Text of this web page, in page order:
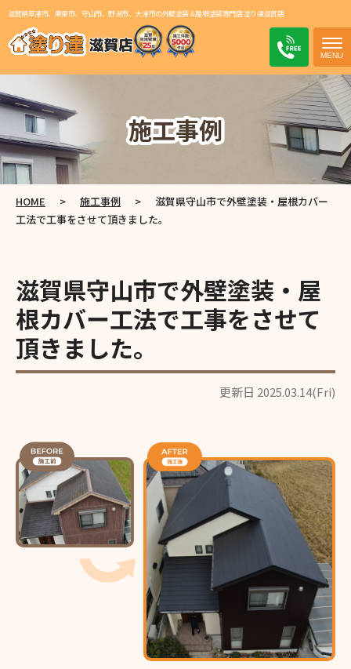
滋賀県草津市、栗東市、守山市、野洲市、大津市の外壁塗装＆屋根塗装専門店 塗り達滋賀店
電話
施工事例
HOME > 施工事例 >
滋賀県守山市で外壁塗装・屋根カバー
工法で工事をさせて頂きました。
滋賀県守山市で外壁塗装・屋
根カバー工法で工事をさせて
頂きました。
更新日 2025.03.14(Fri)